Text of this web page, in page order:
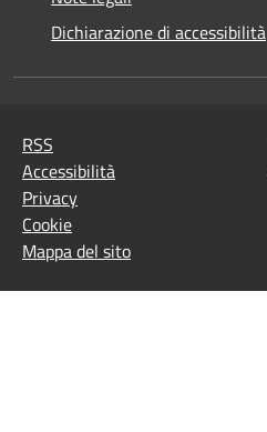
Dichiarazione di accessibilità
RSS
Accessibilità
Privacy
Cookie
Mappa del sito